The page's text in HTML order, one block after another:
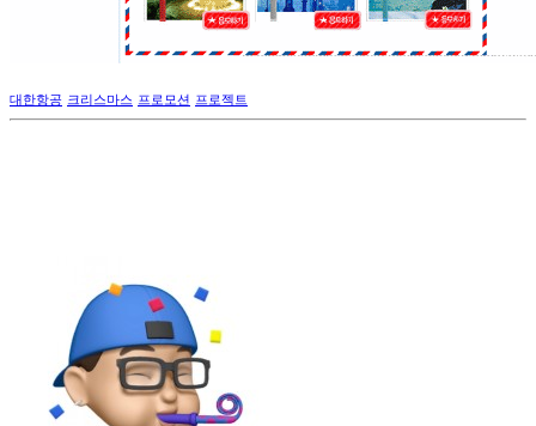
대한항공 크리스마스 프로모션 프로젝트